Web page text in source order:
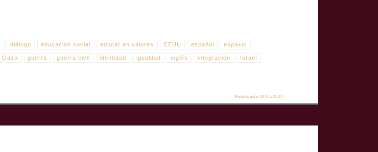
diálogo educación social educar en valores EEUU español espa±ol
Gaza guerra guerra civil identidad igualdad inglés integración Israel
Publicada 08/01/2025